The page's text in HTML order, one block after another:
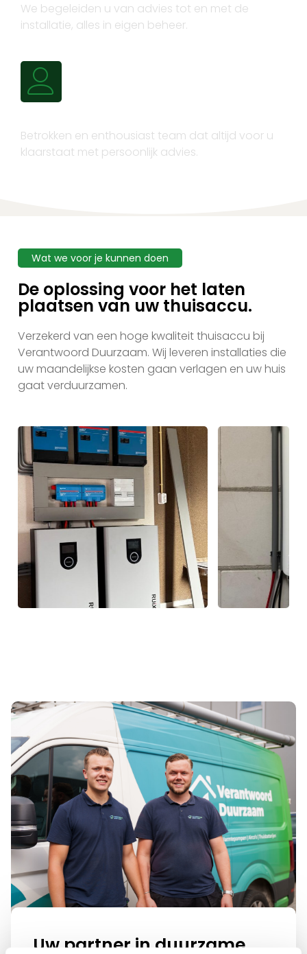
We begeleiden u van advies tot en met de
installatie, alles in eigen beheer.
Betrokken en enthousiast team dat altijd voor u
klaarstaat met persoonlijk advies.
Wat we voor je kunnen doen
De oplossing voor het laten
plaatsen van uw thuisaccu.
Verzekerd van een hoge kwaliteit thuisaccu bij
Verantwoord Duurzaam. Wij leveren installaties die
uw maandelijkse kosten gaan verlagen en uw huis
gaat verduurzamen.
Uw partner in duurzame